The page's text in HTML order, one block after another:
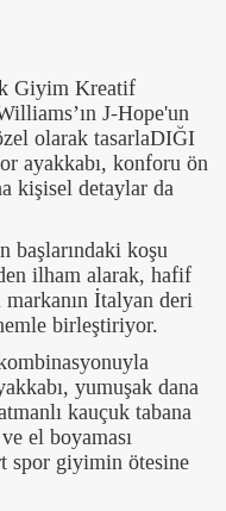
Giyim Kreatif
J-Hope'un
olarak tasarlaDIĞI
ayakkabı, konforu ön
kişisel detaylar da
başlarındaki koşu
ilham alarak, hafif
İtalyan deri
birleştiriyor.
yumuşak dana
kauçuk tabana
el boyaması
spor giyimin ötesine